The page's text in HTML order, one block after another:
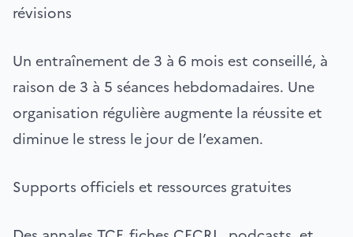
révisions
Un entraînement de 3 à 6 mois est conseillé, à
raison de 3 à 5 séances hebdomadaires. Une
organisation régulière augmente la réussite et
diminue le stress le jour de l’examen.
Supports officiels et ressources gratuites